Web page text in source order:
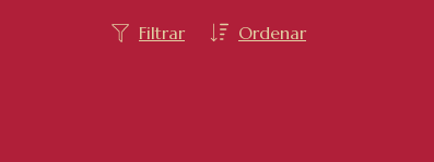
Ordenar
Filtrar